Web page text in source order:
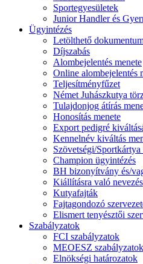
Sportegyesületek
Junior Handler és
Ügyintézés
Letölthető
Díjszabás
Alombejelentés menete
Online alombejelentés
Teljesítményfűzet
Német Juhászkutya
Tulajdonjog átírás
Honosítás menete
Export pedigré
Kennelnév kiváltás
Szövetségi/
Champion ügyintézés
BH bizonyítvány és/
Kiállításra való nevezés
Kutyafajták
Fajtagondozó
Elismert tenyésztői
Szabályzatok
FCI szabályzatok
MEOESZ szabályzatok
Elnökségi határozatok